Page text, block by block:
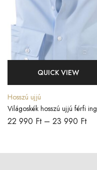
QUICK VIEW
Hosszú ujjú
Világoskék hosszú ujjú férfi ing
COMFORT FIT
22 990 Ft– 23 990 Ft